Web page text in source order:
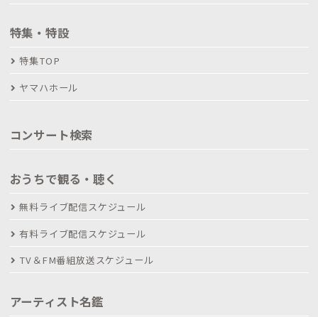
特集・特設
特集TOP
ヤマハホール
コンサート検索
おうちで観る・聴く
無料ライブ配信スケジュール
有料ライブ配信スケジュール
TV＆FM番組放送スケジュール
アーティスト名鑑